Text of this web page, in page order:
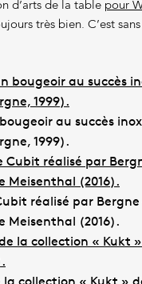
d’arts de la table pour
très bien. C’est
au succès
1999).
réalisé par
Meisenthal (2016).